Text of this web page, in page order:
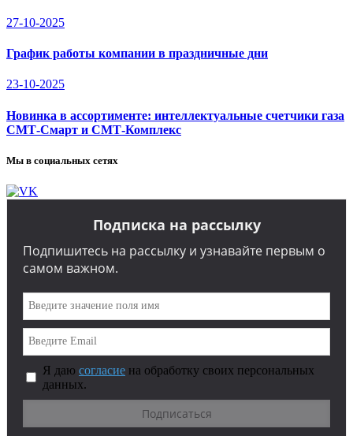
27-10-2025
График работы компании в праздничные дни
23-10-2025
Новинка в ассортименте: интеллектуальные счетчики газа
СМТ-Смарт и СМТ-Комплекс
Мы в социальных сетях
Подписка на рассылку
Подпишитесь на рассылку и узнавайте первым о
самом важном.
Я даю согласие на обработку своих персональных
данных.